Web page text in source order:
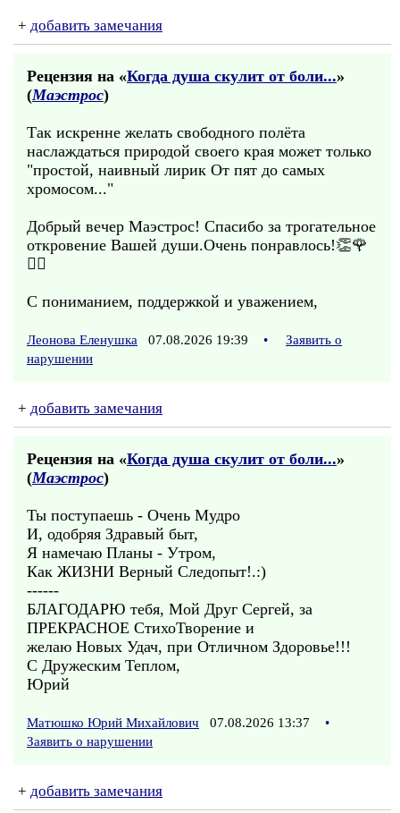
+ добавить замечания
Рецензия на «Когда душа скулит от боли...»
(Маэстрос)
Так искренне желать свободного полёта
наслаждаться природой своего края может только
"простой, наивный лирик От пят до самых
хромосом..."
Добрый вечер Маэстрос! Спасибо за трогательное
откровение Вашей души.Очень понравлось!👏🌹
🙋‍♀️
С пониманием, поддержкой и уважением,
Леонова Еленушка 07.08.2026 19:39 •
Заявить о
нарушении
+ добавить замечания
Рецензия на «Когда душа скулит от боли...»
(Маэстрос)
Ты поступаешь - Очень Мудро
И, одобряя Здравый быт,
Я намечаю Планы - Утром,
Как ЖИЗНИ Верный Следопыт!.:)
------
БЛАГОДАРЮ тебя, Мой Друг Сергей, за
ПРЕКРАСНОЕ СтихоТворение и
желаю Новых Удач, при Отличном Здоровье!!!
С Дружеским Теплом,
Юрий
Матюшко Юрий Михайлович 07.08.2026 13:37
•
Заявить о нарушении
+ добавить замечания